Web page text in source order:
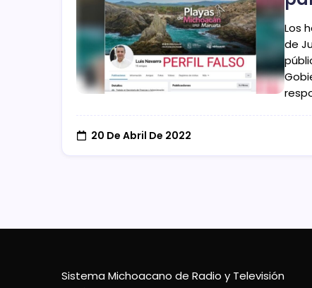
Los
de
20 De Abril De 2022
Sistema Michoacano de Radio y Televisión